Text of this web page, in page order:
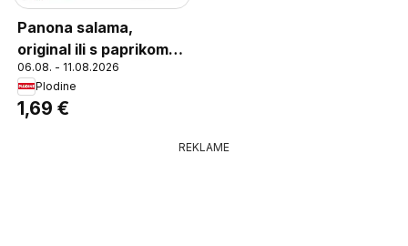
Panona salama,
original ili s paprikom
trajni proizvod
06.08. - 11.08.2026
Plodine
1,69 €
REKLAME